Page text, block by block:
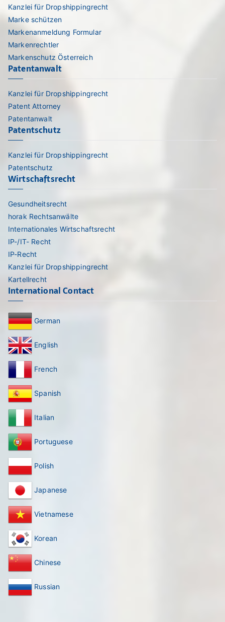
Kanzlei für Dropshippingrecht
Marke schützen
Markenanmeldung Formular
Markenrechtler
Markenschutz Österreich
Patentanwalt
Kanzlei für Dropshippingrecht
Patent Attorney
Patentanwalt
Patentschutz
Kanzlei für Dropshippingrecht
Patentschutz
Wirtschaftsrecht
Gesundheitsrecht
horak Rechtsanwälte
Internationales Wirtschaftsrecht
IP-/IT- Recht
IP-Recht
Kanzlei für Dropshippingrecht
Kartellrecht
International Contact
German
English
French
Spanish
Italian
Portuguese
Polish
Japanese
Vietnamese
Korean
Chinese
Russian